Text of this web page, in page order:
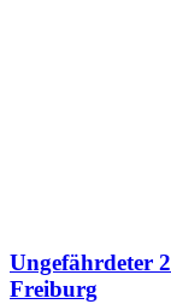
Ungefährdeter
Freiburg